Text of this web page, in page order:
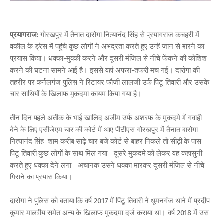
प्रयागराज: गोरखपुर में तैनात दारोगा नित्यानंद सिंह से प्रयागराज कचहरी में
वकील के ड्रेस में पहुंचे कुछ लोगों ने अभद्रता करते हुए उन्हें जान से मारने का
प्रयास किया। धक्का-मुक्की करने और दूसरी मंजिल से नीचे फेंकने की कोशिश
करने की घटना सामने आई है। इससे वहां अफरा-तफरी मच गई। दारोगा की
तहरीर पर कर्नलगंज पुलिस ने रिटायर फौजी लालजी उर्फ पिंटू तिवारी और उसके
चार साथियों के खिलाफ मुकदमा कायम किया गया है।
तीन दिन पहले अतीक के भाई खालिद अजीम उर्फ अशरफ के मुकदमे में गवाही
देने के लिए एसीजेएम चार की कोर्ट में आए पीटीएस गोरखपुर में तैनात दारोगा
नित्यानंद सिंह शाम करीब साढ़े चार बजे कोर्ट से बाहर निकले तो सीढ़ी के पास
पिंटू तिवारी कुछ लोगों के साथ मिल गया। दूसरे मुकदमे को लेकर वह कहासुनी
करते हुए धक्का देने लगा। अचानक उसने धक्का मारकर दूसरी मंजिल से नीचे
गिराने का प्रयास किया।
दारोगा ने पुलिस को बताया कि वर्ष 2017 में पिंटू तिवारी ने धूमनगंज थाने में प्रदीप
कुमार मालवीय समेत अन्य के खिलाफ मुकदमा दर्ज कराया था। वर्ष 2018 में उस